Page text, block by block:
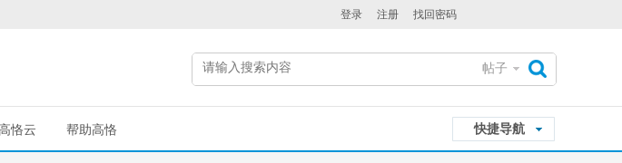
登录 注册 找回密码
帖子
快捷导航
恪云 帮助高恪